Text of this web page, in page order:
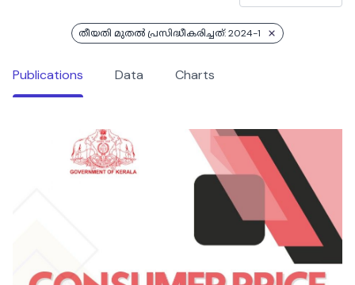
തീയതി മുതൽ പ്രസിദ്ധീകരിച്ചത്: 2024-1
Publications Data Charts